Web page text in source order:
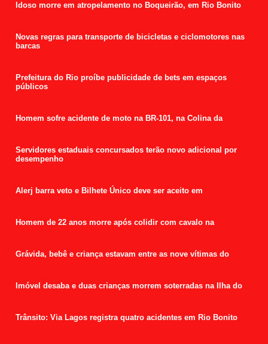
Idoso morre em atropelamento no Boqueirão, em Rio Bonito
Novas regras para transporte de bicicletas e ciclomotores nas
barcas
Prefeitura do Rio proíbe publicidade de bets em espaços
públicos
Homem sofre acidente de moto na BR-101, na Colina da
Servidores estaduais concursados terão novo adicional por
desempenho
Alerj barra veto e Bilhete Único deve ser aceito em
Homem de 22 anos morre após colidir com cavalo na
Grávida, bebê e criança estavam entre as nove vítimas do
Imóvel desaba e duas crianças morrem soterradas na Ilha do
Trânsito: Via Lagos registra quatro acidentes em Rio Bonito